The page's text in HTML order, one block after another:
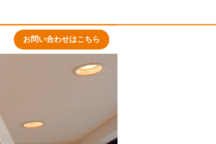
お問い合わせはこちら